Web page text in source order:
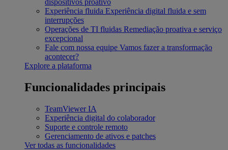
dispositivos proativo
Experiência fluida Experiência digital fluida e sem
interrupções
Operações de TI fluidas Remediação proativa e serviço
excepcional
Fale com nossa equipe Vamos fazer a transformação
acontecer?
Explore a plataforma
Funcionalidades principais
TeamViewer IA
Experiência digital do colaborador
Suporte e controle remoto
Gerenciamento de ativos e patches
Ver todas as funcionalidades